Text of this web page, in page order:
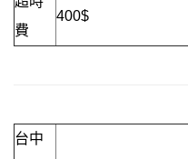
費
400$
台中